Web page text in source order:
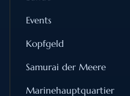
Events
Kopfgeld
Samurai der Meere
Marinehauptquartier